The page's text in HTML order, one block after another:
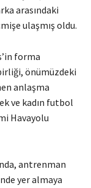
arasındaki
ulaşmış oldu.
forma
önümüzdeki
anlaşma
ve kadın futbol
Havayolu
antrenman
yer almaya